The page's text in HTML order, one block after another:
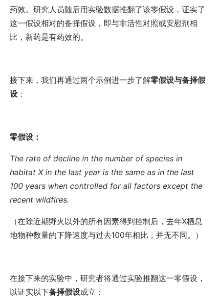
药效。研究人员随后用实验数据推翻了该零假设，证实了
这一假设相对的备择假设，即与非活性对照或安慰剂相
比，新药是有药效的。
接下来，我们再通过两个示例进一步了解零假设与备择假
设 ：
零假设：
The rate of decline in the number of species in
habitat X in the last year is the same as in the last
100 years when controlled for all factors except the
recent wildfires.
（在除近期野火以外的所有因素得到控制后，去年X栖息
地物种数量的下降速度与过去100年相比，并无不同。）
在接下来的实验中，研究者将通过实验推翻这一零假设，
以证实以下备择假设成立：